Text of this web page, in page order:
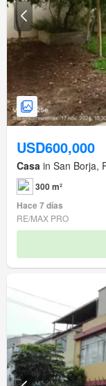
USD600,000
Casa in San Borja,
300 m²
Hace 7 días
RE/MAX PRO